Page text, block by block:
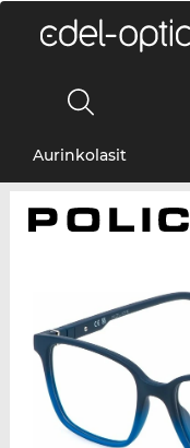
Aurinkolasit